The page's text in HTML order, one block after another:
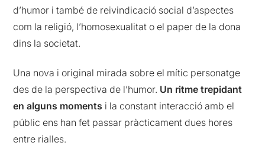
d’humor i també de reivindicació social d’aspectes
com la religió, l’homosexualitat o el paper de la dona
dins la societat.
Una nova i original mirada sobre el mític personatge
des de la perspectiva de l’humor. Un ritme trepidant
en alguns moments i la constant interacció amb el
públic ens han fet passar pràcticament dues hores
entre rialles.